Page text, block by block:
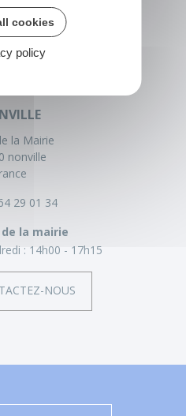
la Mairie
nonville
29 01 34
la mairie
: 14h00 - 17h15
NOUS
cookies
policy